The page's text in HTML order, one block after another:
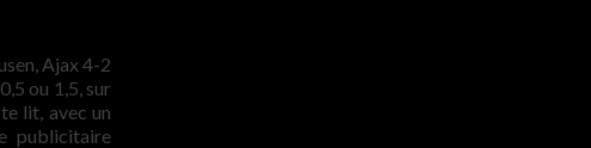
Ajax 4-2
ou 1,5, sur
lit, avec un
publicitaire